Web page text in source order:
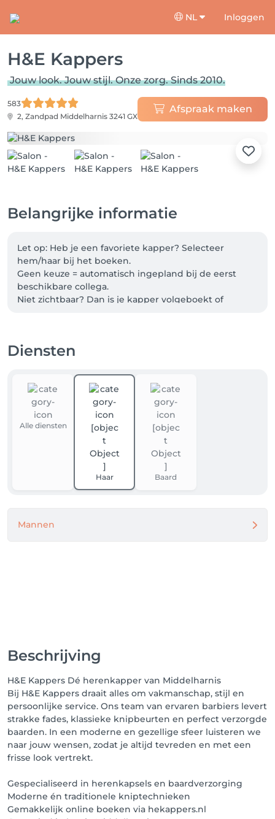
NL Inloggen
H&E Kappers
Jouw look. Jouw stijl. Onze zorg. Sinds 2010.
583
2, Zandpad Middelharnis 3241 GX
Afspraak maken
Belangrijke informatie
Let op: Heb je een favoriete kapper? Selecteer
hem/haar bij het boeken.
Geen keuze = automatisch ingepland bij de eerst
beschikbare collega.
Niet zichtbaar? Dan is je kapper volgeboekt of
Wist je dat je bij elke boeking 1 spaarpunt ontvangt?
🔍 Hoeveel punten heb jij al gespaard?
Kijk naar het aantal boekingen dat je vanaf Januari
2025 tot heden hebt gedaan – dat zijn je punten!
Bedankt voor je vertrouwen en tot snel!!
Diensten
Alle diensten
Haar Baard
Mannen
Beschrijving
H&E Kappers Dé herenkapper van Middelharnis
Bij H&E Kappers draait alles om vakmanschap, stijl en
persoonlijke service. Ons team van ervaren barbiers levert
strakke fades, klassieke knipbeurten en perfect verzorgde
baarden. In een moderne en gezellige sfeer luisteren we
naar jouw wensen, zodat je altijd tevreden en met een
frisse look vertrekt.
Gespecialiseerd in herenkapsels en baardverzorging
Moderne én traditionele kniptechnieken
Gemakkelijk online boeken via hekappers.nl